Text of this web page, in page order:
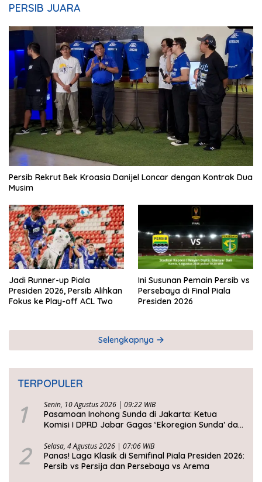
PERSIB JUARA
Persib Rekrut Bek Kroasia Danijel Loncar dengan Kontrak Dua
Musim
Jadi Runner-up Piala
Presiden 2026, Persib Alihkan
Fokus ke Play-off ACL Two
Ini Susunan Pemain Persib vs
Persebaya di Final Piala
Presiden 2026
Selengkapnya
TERPOPULER
1 Senin, 10 Agustus 2026 | 09:22 WIB
Pasamoan Inohong Sunda di Jakarta: Ketua
Komisi I DPRD Jabar Gagas ‘Ekoregion Sunda’ dan
2 Selasa, 4 Agustus 2026 | 07:06 WIB
Panas! Laga Klasik di Semifinal Piala Presiden 2026:
Persib vs Persija dan Persebaya vs Arema